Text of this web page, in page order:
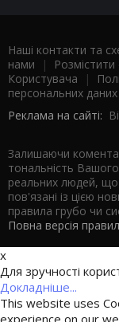
Наші контакти та
нами | Розмістити
Користувача |
персональних даних
Реклама на сайті:
Залишаючи
тональність
реальних людей,
пов'язані із цією
правила грубо чи
Повна версія правил
x
Для зручності
Докладніше...
This website uses
experience on our